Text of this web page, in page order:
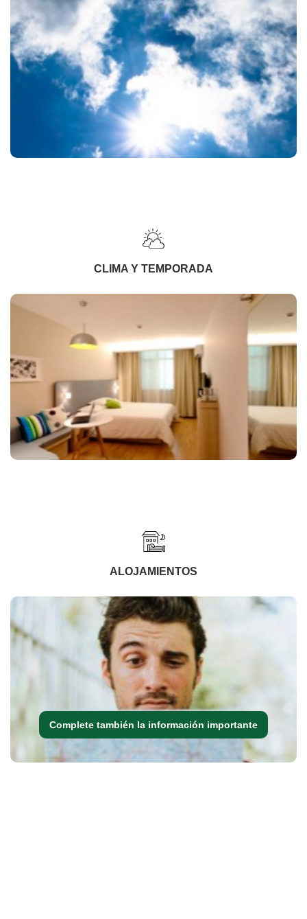
CLIMA Y TEMPORADA
ALOJAMIENTOS
Complete también la información importante